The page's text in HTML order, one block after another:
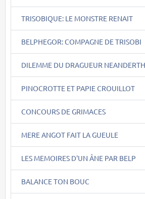
TRISOBIQUE: LE MONSTRE RENAIT
BELPHEGOR: COMPAGNE DE TRISOBI
DILEMME DU DRAGUEUR
PINOCROTTE ET PAPIE CROUILLOT
CONCOURS DE GRIMACES
MERE ANGOT FAIT LA GUEULE
LES MEMOIRES D'UN ÂNE PAR BELP
BALANCE TON BOUC